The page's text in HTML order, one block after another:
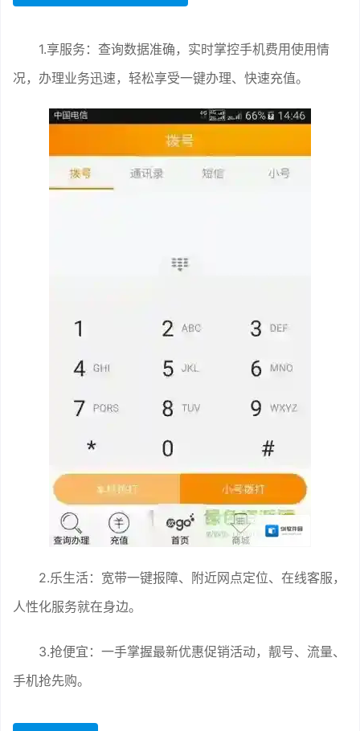
1.享服务：查询数据准确，实时掌控手机费用使用情
况，办理业务迅速，轻松享受一键办理、快速充值。
2.乐生活：宽带一键报障、附近网点定位、在线客服，
人性化服务就在身边。
3.抢便宜：一手掌握最新优惠促销活动，靓号、流量、
手机抢先购。